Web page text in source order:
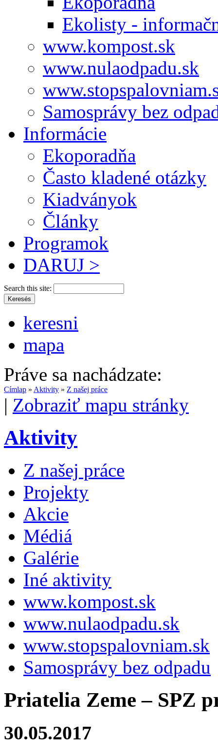
Ekolisty -
www.kompost.sk
www.nulaodpadu.sk
Samosprávy bez
Informácie
Ekoporadňa
Často kladené otázky
Kiadványok
Články
Programok
DARUJ >
Search this site:
keresni
mapa
Práve sa nachádzate:
Címlap » Aktivity » Z našej práce
| Zobraziť mapu stránky
Aktivity
Z našej práce
Projekty
Akcie
Médiá
Galérie
Iné aktivity
www.kompost.sk
www.nulaodpadu.sk
www.stopspalovniam.sk
Samosprávy bez odpadu
Priatelia Zeme – SPZ
30.05.2017